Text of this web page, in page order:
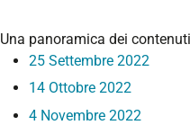
Una panoramica dei
25 Settembre 2022
14 Ottobre 2022
4 Novembre 2022